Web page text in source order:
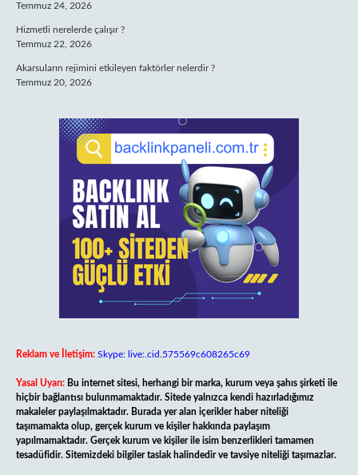
Temmuz 24, 2026
Hizmetli nerelerde çalışır ?
Temmuz 22, 2026
Akarsuların rejimini etkileyen faktörler nelerdir ?
Temmuz 20, 2026
Reklam ve İletişim: Skype: live:.cid.575569c608265c69
Yasal Uyarı: Bu internet sitesi, herhangi bir marka, kurum veya şahıs şirketi ile
hiçbir bağlantısı bulunmamaktadır. Sitede yalnızca kendi hazırladığımız
makaleler paylaşılmaktadır. Burada yer alan içerikler haber niteliği
taşımamakta olup, gerçek kurum ve kişiler hakkında paylaşım
yapılmamaktadır. Gerçek kurum ve kişiler ile isim benzerlikleri tamamen
tesadüfidir. Sitemizdeki bilgiler taslak halindedir ve tavsiye niteliği taşımazlar.